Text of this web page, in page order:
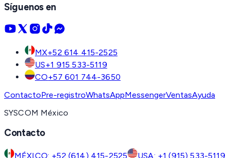
Síguenos en
MX+52 614 415-2525
US+1 915 533-5119
CO+57 601 744-3650
ContactoPre-registroWhatsAppMessengerVentasAyuda
SYSCOM México
Contacto
MÉXICO: +52 (614) 415-2525 USA: +1 (915) 533-5119